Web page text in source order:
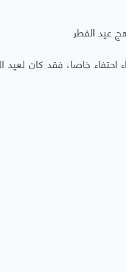
عيد الفطر
خاصا، فقد كان لعيد